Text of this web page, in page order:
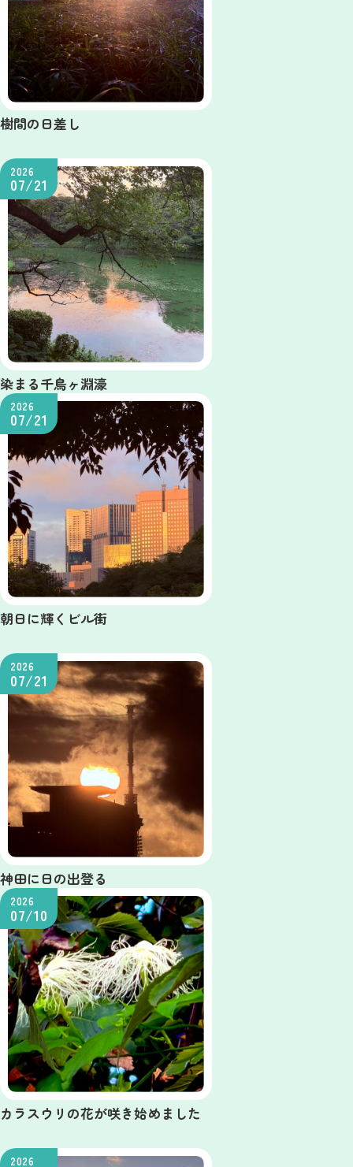
樹間の日差し
染まる千鳥ヶ淵濠
2026
07/21
朝日に輝くビル街
2026
07/21
神田に日の出登る
2026
07/21
カラスウリの花が咲き始めました
2026
07/10
2026